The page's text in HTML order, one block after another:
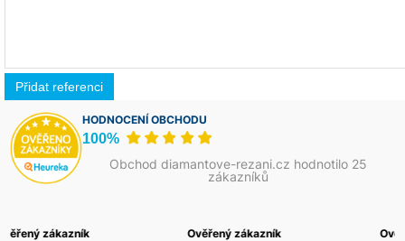
HODNOCENÍ OBCHODU
100%
Obchod diamantove-rezani.cz hodnotilo 25
zákazníků
Ověřený zákazník
Ověřený zákazník